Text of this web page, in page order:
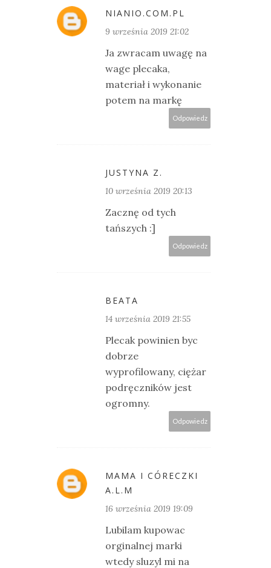
NIANIO.COM.PL
9 września 2019 21:02
Ja zwracam uwagę na
wage plecaka,
materiał i wykonanie
potem na markę
Odpowiedz
JUSTYNA Z.
10 września 2019 20:13
Zacznę od tych
tańszych :]
Odpowiedz
BEATA
14 września 2019 21:55
Plecak powinien byc
dobrze
wyprofilowany, ciężar
podręczników jest
ogromny.
Odpowiedz
MAMA I CÓRECZKI
A.L.M
16 września 2019 19:09
Lubilam kupowac
orginalnej marki
wtedy sluzyl mi na